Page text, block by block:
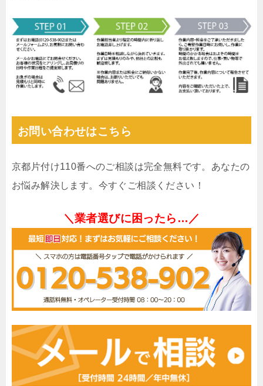
お問い合わせはこちら
京都片付け110番へのご相談は完全無料です。あなたの
お悩み解決します。今すぐご相談ください！
＼業者選びに困ったら…／